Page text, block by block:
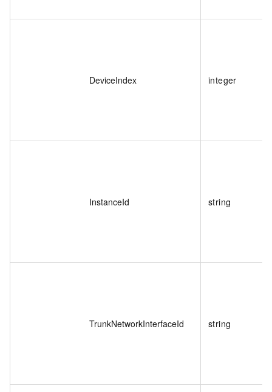
DeviceIndex integer
InstanceId string
TrunkNetworkInterfaceId string